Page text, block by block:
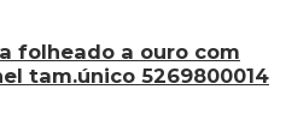
folheado a ouro com
tam.único 5269800014